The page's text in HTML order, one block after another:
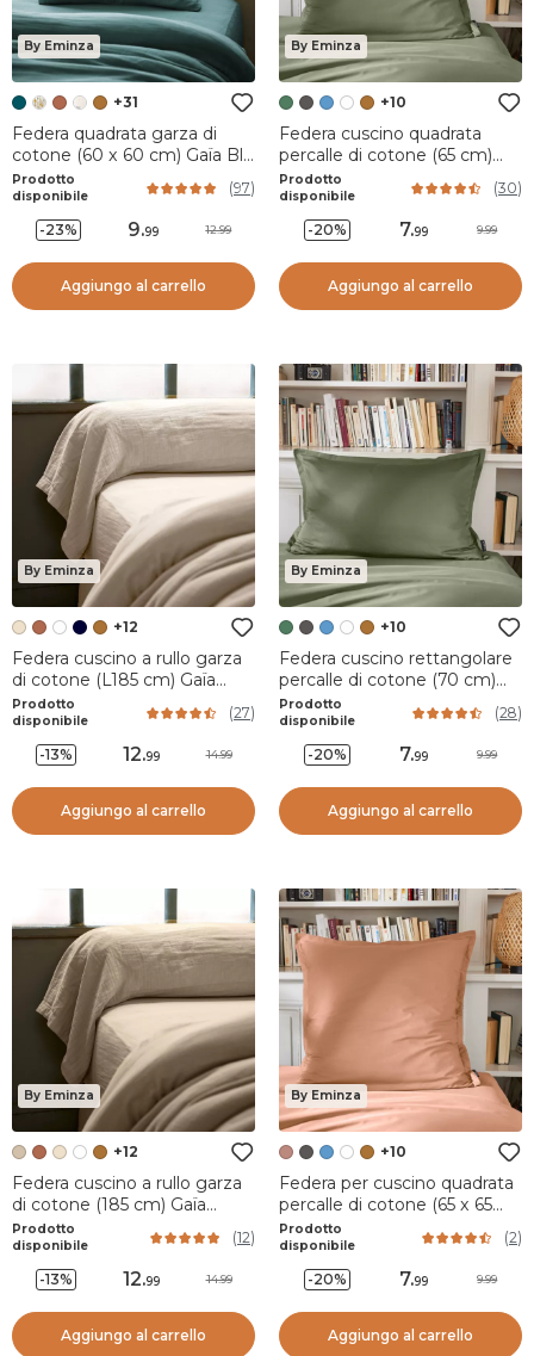
By Eminza
+31
Federa quadrata garza di
cotone (60 x 60 cm) Gaïa Blu
ottanio
Prodotto
disponibile
(97)
-23% 9.99 12.99
Aggiungo al carrello
By Eminza
+10
Federa cuscino quadrata
percalle di cotone (65 cm)
Cali Verde rosmarino
Prodotto
disponibile
(30)
-20% 7.99 9.99
Aggiungo al carrello
By Eminza
+12
Federa cuscino a rullo garza
di cotone (L185 cm) Gaïa
Beige pampa
Prodotto
disponibile
(27)
-13% 12.99 14.99
Aggiungo al carrello
By Eminza
+10
Federa cuscino rettangolare
percalle di cotone (70 cm)
Cali Verde rosmarino
Prodotto
disponibile
(28)
-20% 7.99 9.99
Aggiungo al carrello
By Eminza
+12
Federa cuscino a rullo garza
di cotone (185 cm) Gaïa
Marrone corda
Prodotto
disponibile
(12)
-13% 12.99 14.99
Aggiungo al carrello
By Eminza
+10
Federa per cuscino quadrata
percalle di cotone (65 x 65
cm) Cali Corallo
Prodotto
disponibile
(2)
-20% 7.99 9.99
Aggiungo al carrello